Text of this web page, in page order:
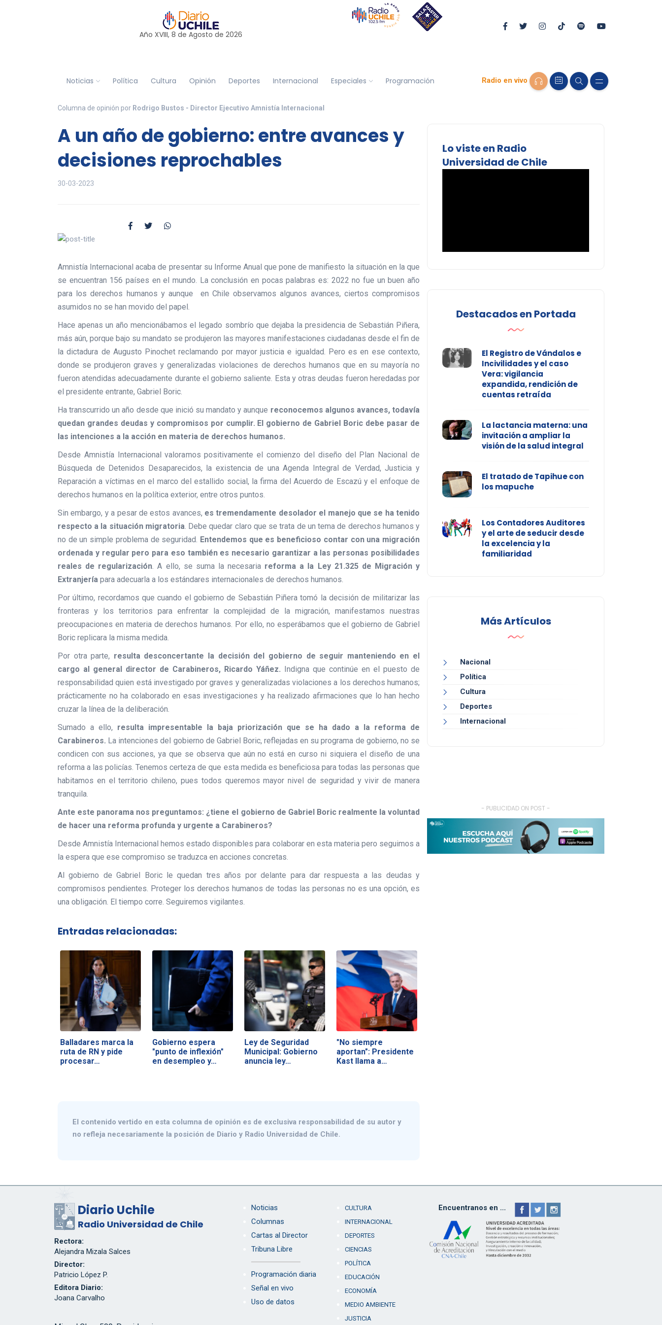
Año XVIII, 8 de Agosto de 2026
Noticias Política Cultura Opinión Deportes Internacional Especiales Programación Radio en vivo
Columna de opinión por Rodrigo Bustos - Director Ejecutivo Amnistía Internacional
A un año de gobierno: entre avances y
decisiones reprochables
30-03-2023
Amnistía Internacional acaba de presentar su Informe Anual que pone de manifiesto la situación en la que
se encuentran 156 países en el mundo. La conclusión en pocas palabras es: 2022 no fue un buen año
para los derechos humanos y aunque en Chile observamos algunos avances, ciertos compromisos
asumidos no se han movido del papel.
Hace apenas un año mencionábamos el legado sombrío que dejaba la presidencia de Sebastián Piñera,
más aún, porque bajo su mandato se produjeron las mayores manifestaciones ciudadanas desde el fin de
la dictadura de Augusto Pinochet reclamando por mayor justicia e igualdad. Pero es en ese contexto,
donde se produjeron graves y generalizadas violaciones de derechos humanos que en su mayoría no
fueron atendidas adecuadamente durante el gobierno saliente. Esta y otras deudas fueron heredadas por
el presidente entrante, Gabriel Boric.
Ha transcurrido un año desde que inició su mandato y aunque reconocemos algunos avances, todavía
quedan grandes deudas y compromisos por cumplir. El gobierno de Gabriel Boric debe pasar de
las intenciones a la acción en materia de derechos humanos.
Desde Amnistía Internacional valoramos positivamente el comienzo del diseño del Plan Nacional de
Búsqueda de Detenidos Desaparecidos, la existencia de una Agenda Integral de Verdad, Justicia y
Reparación a víctimas en el marco del estallido social, la firma del Acuerdo de Escazú y el enfoque de
derechos humanos en la política exterior, entre otros puntos.
Sin embargo, y a pesar de estos avances, es tremendamente desolador el manejo que se ha tenido
respecto a la situación migratoria . Debe quedar claro que se trata de un tema de derechos humanos y
no de un simple problema de seguridad. Entendemos que es beneficioso contar con una migración
ordenada y regular pero para eso también es necesario garantizar a las personas posibilidades
reales de regularización . A ello, se suma la necesaria reforma a la Ley 21.325 de Migración y
Extranjería para adecuarla a los estándares internacionales de derechos humanos.
Por último, recordamos que cuando el gobierno de Sebastián Piñera tomó la decisión de militarizar las
fronteras y los territorios para enfrentar la complejidad de la migración, manifestamos nuestras
preocupaciones en materia de derechos humanos. Por ello, no esperábamos que el gobierno de Gabriel
Boric replicara la misma medida.
Por otra parte, resulta desconcertante la decisión del gobierno de seguir manteniendo en el
cargo al general director de Carabineros, Ricardo Yáñez. Indigna que continúe en el puesto de
responsabilidad quien está investigado por graves y generalizadas violaciones a los derechos humanos;
prácticamente no ha colaborado en esas investigaciones y ha realizado afirmaciones que lo han hecho
cruzar la línea de la deliberación.
Sumado a ello, resulta impresentable la baja priorización que se ha dado a la reforma de
Carabineros. La intenciones del gobierno de Gabriel Boric, reflejadas en su programa de gobierno, no se
condicen con sus acciones, ya que se observa que aún no está en curso ni siquiera el diseño de una
reforma a las policías. Tenemos certeza de que esta medida es beneficiosa para todas las personas que
habitamos en el territorio chileno, pues todos queremos mayor nivel de seguridad y vivir de manera
tranquila.
Ante este panorama nos preguntamos: ¿tiene el gobierno de Gabriel Boric realmente la voluntad
de hacer una reforma profunda y urgente a Carabineros?
Desde Amnistía Internacional hemos estado disponibles para colaborar en esta materia pero seguimos a
la espera que ese compromiso se traduzca en acciones concretas.
Al gobierno de Gabriel Boric le quedan tres años por delante para dar respuesta a las deudas y
compromisos pendientes. Proteger los derechos humanos de todas las personas no es una opción, es
una obligación. El tiempo corre. Seguiremos vigilantes.
Entradas relacionadas:
Balladares marca la
ruta de RN y pide
procesar…
Gobierno espera
"punto de inflexión"
en desempleo y…
Ley de Seguridad
Municipal: Gobierno
anuncia ley…
"No siempre
aportan": Presidente
Kast llama a…
El contenido vertido en esta columna de opinión es de exclusiva responsabilidad de su autor y
no refleja necesariamente la posición de Diario y Radio Universidad de Chile.
Lo viste en Radio
Universidad de Chile
Destacados en Portada
El Registro de Vándalos e
Incivilidades y el caso
Vera: vigilancia
expandida, rendición de
cuentas retraída
La lactancia materna: una
invitación a ampliar la
visión de la salud integral
El tratado de Tapihue con
los mapuche
Los Contadores Auditores
y el arte de seducir desde
la excelencia y la
familiaridad
Más Artículos
Nacional
Política
Cultura
Deportes
Internacional
- PUBLICIDAD ON POST -
Diario Uchile
Radio Universidad de Chile
Rectora:
Alejandra Mizala Salces
Director:
Patricio López P.
Editora Diario:
Joana Carvalho
Noticias
Columnas
Cartas al Director
Tribuna Libre
Programación diaria
Señal en vivo
Uso de datos
CULTURA
INTERNACIONAL
DEPORTES
CIENCIAS
POLÍTICA
EDUCACIÓN
ECONOMÍA
MEDIO AMBIENTE
JUSTICIA
Encuentranos en ...